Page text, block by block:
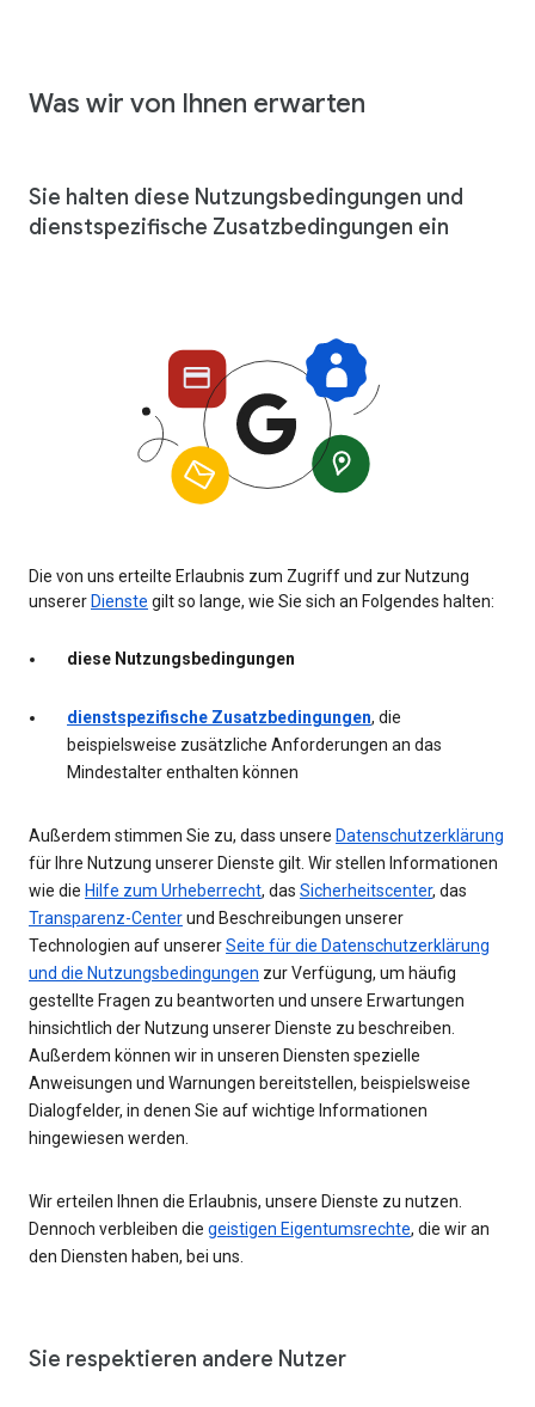
Was wir von Ihnen erwarten
Sie halten diese Nutzungsbedingungen und
dienstspezifische Zusatzbedingungen ein
Die von uns erteilte Erlaubnis zum Zugriff und zur Nutzung
unsererDienste gilt so lange, wie Sie sich an Folgendes halten:
diese Nutzungsbedingungen
dienstspezifische Zusatzbedingungen, die
beispielsweise zusätzliche Anforderungen an das
Mindestalter enthalten können
Außerdem stimmen Sie zu, dass unsere Datenschutzerklärung
für Ihre Nutzung unserer Dienste gilt. Wir stellen Informationen
wie die Hilfe zum Urheberrecht, das Sicherheitscenter, das
Transparenz-Centerund Beschreibungen unserer
Technologien auf unsererSeite für die Datenschutzerklärung
und die Nutzungsbedingungen zur Verfügung, um häufig
gestellte Fragen zu beantworten und unsere Erwartungen
hinsichtlich der Nutzung unserer Dienste zu beschreiben.
Außerdem können wir in unseren Diensten spezielle
Anweisungen und Warnungen bereitstellen, beispielsweise
Dialogfelder, in denen Sie auf wichtige Informationen
hingewiesen werden.
Wir erteilen Ihnen die Erlaubnis, unsere Dienste zu nutzen.
Dennoch verbleiben die geistigen Eigentumsrechte, die wir an
den Diensten haben, bei uns.
Sie respektieren andere Nutzer